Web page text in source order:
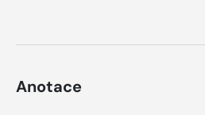
Anotace